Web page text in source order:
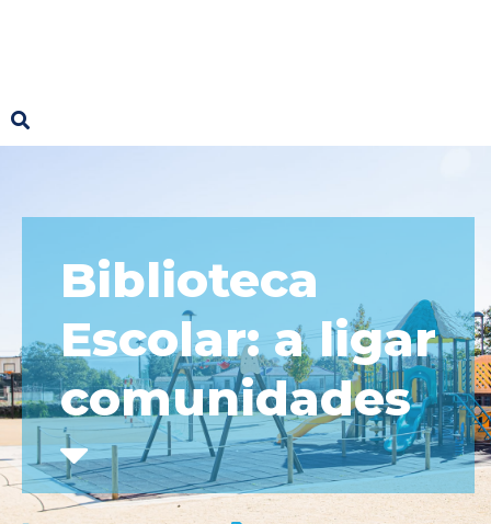
Biblioteca
Escolar: a ligar
comunidades